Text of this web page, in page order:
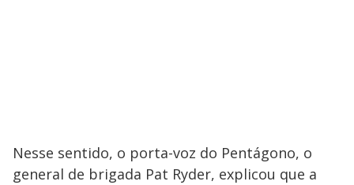
Nesse sentido, o porta-voz do Pentágono, o
general de brigada Pat Ryder, explicou que a